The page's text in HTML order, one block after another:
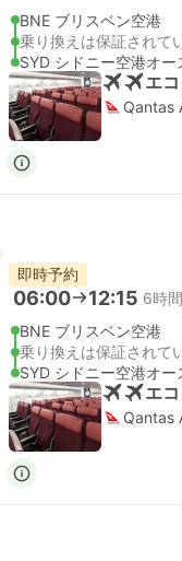
BNE ブリスベン空港
乗り換えは保証されて
SYD シドニー空港オー
エ
Qantas
即時予約
06:00 12:15 6時
BNE ブリスベン空港
乗り換えは保証されて
SYD シドニー空港オー
エ
Qantas